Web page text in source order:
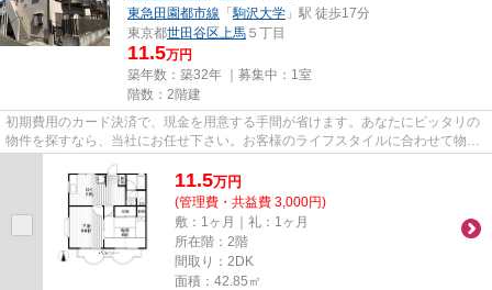
東急田園都市線 「駒沢大学 」駅 徒歩17分
東京都世田谷区 上馬 ５丁目
11.5万円
築年数：築32年 ｜募集中： 1室
階数：2階建
初期費用のカード決済で、現金を用意する手間が省けます。あなたにピッタリの
物件を探すなら、当社にお任せ下さい。お客様のライフスタイルに合わせて物件
のご紹介をいたしますので、...
11.5万円
(管理費・共益費 3,000円)
敷：1ヶ月｜礼：1ヶ月
所在階：2階
間取り：2DK
面積：42.85㎡